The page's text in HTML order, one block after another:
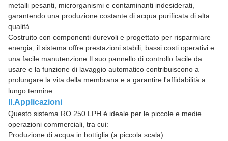
metalli pesanti, microrganismi e contaminanti indesiderati,
garantendo una produzione costante di acqua purificata di alta
qualità.
Costruito con componenti durevoli e progettato per risparmiare
energia, il sistema offre prestazioni stabili, bassi costi operativi e
una facile manutenzione.Il suo pannello di controllo facile da
usare e la funzione di lavaggio automatico contribuiscono a
prolungare la vita della membrana e a garantire l'affidabilità a
lungo termine.
II.Applicazioni
Questo sistema RO 250 LPH è ideale per le piccole e medie
operazioni commerciali, tra cui:
Produzione di acqua in bottiglia (a piccola scala)